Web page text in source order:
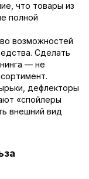
что товары из
полной
возможностей
Сделать
— не
дефлекторы
«спойлеры
внешний вид